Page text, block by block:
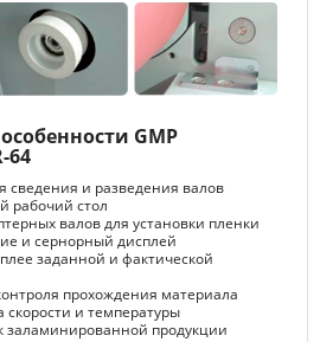
GMP
64
сведения и разведения валов
рабочий стол
валов для установки пленки
и сернорный дисплей
заданной и фактической
прохождения материала
скорости и температуры
заламинированной продукции